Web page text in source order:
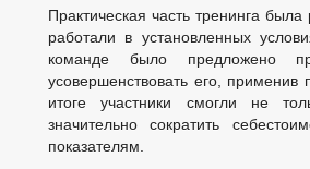
Комиссии
Рабочая группа АТК
Рабочая группа ВКС
Рабочая группа БДД
Рабочая группа АНК
Рабочая группа ДНВ
Рабочая группа по профилактике
Тексты официальных выступлений и
Практическая часть тренинга
работали в установленных
команде было предложено
усовершенствовать его,
итоге участники смогли не
значительно сократить
показателям.